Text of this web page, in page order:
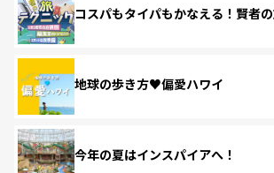
コスパもタイパもかなえる！賢者
地球の歩き方♥偏愛ハワイ
今年の夏はインスパイアへ！